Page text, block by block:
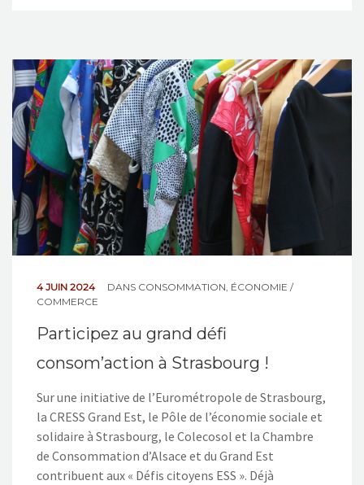
4 JUIN 2024 DANS CONSOMMATION ÉCONOMIE /
COMMERCE
Participez au grand défi
consom’action à Strasbourg !
Sur une initiative de l’Eurométropole de Strasbourg,
la CRESS Grand Est, le Pôle de l’économie sociale et
solidaire à Strasbourg, le Colecosol et la Chambre
de Consommation d’Alsace et du Grand Est
contribuent aux « Défis citoyens ESS ». Déjà